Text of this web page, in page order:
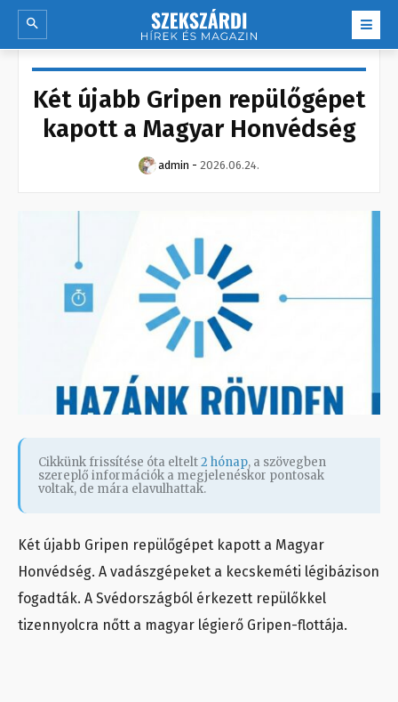
Két újabb Gripen repülőgépet
kapott a Magyar Honvédség
admin - 2026.06.24.
Cikkünk frissítése óta eltelt2 hónap, a szövegben
szereplő információk a megjelenéskor pontosak
voltak, de mára elavulhattak.
Két újabb Gripen repülőgépet kapott a Magyar
Honvédség. A vadászgépeket a kecskeméti légibázison
fogadták. A Svédországból érkezett repülőkkel
tizennyolcra nőtt a magyar légierő Gripen-flottája.